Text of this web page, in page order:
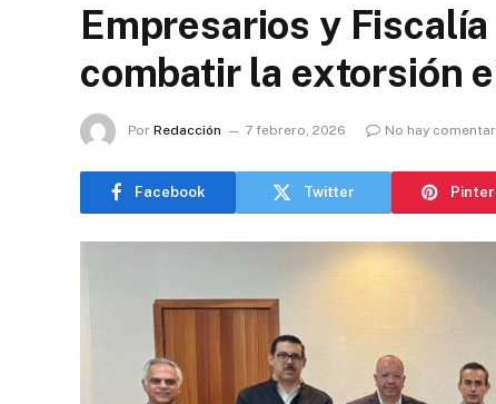
Empresarios y
combatir la extorsión
Por Redacción 7 febrero, 2026 No hay
Facebook Twitter